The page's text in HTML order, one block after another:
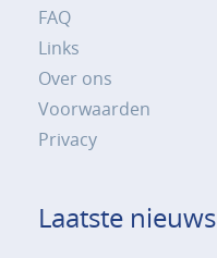
FAQ
Links
Over ons
Voorwaarden
Privacy
Laatste nieuws